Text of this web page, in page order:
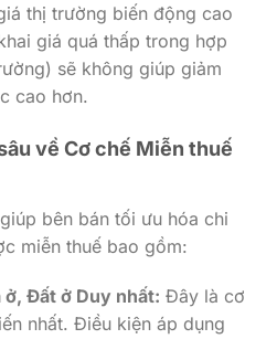
thị trường biến động cao
giá quá thấp trong hợp
sẽ không giúp giảm
cao hơn.
về Cơ chế Miễn thuế
bên bán tối ưu hóa chi
miễn thuế bao gồm:
Đất ở Duy nhất: Đây là cơ
nhất. Điều kiện áp dụng